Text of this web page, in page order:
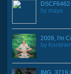
by maya
2009, I'm
by